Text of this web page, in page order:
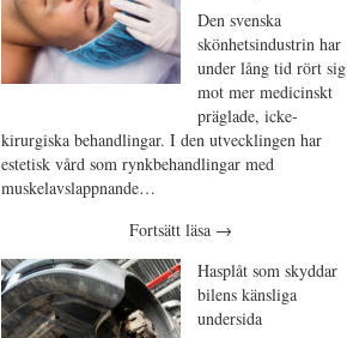
Den svenska
skönhetsindustrin har
under lång tid rört sig
mot mer medicinskt
präglade, icke-
kirurgiska behandlingar. I den utvecklingen har
estetisk vård som rynkbehandlingar med
muskelavslappnande…
Fortsätt läsa →
Hasplåt som skyddar
bilens känsliga
undersida